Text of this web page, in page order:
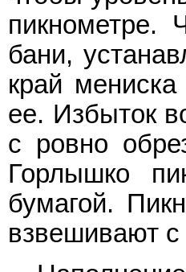
бани,
край
ее. Избыток
с ровно
Горлышко
бумагой.
взвешивают с